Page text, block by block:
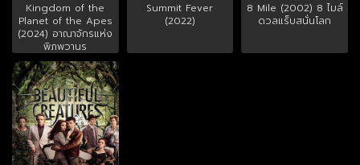
Kingdom of the
Planet of the Apes
(2024) อาณาจักรแห่ง
พิภพวานร
Summit Fever
(2022)
8 Mile (2002) 8 ไมล์
ดวลแร็บสนั่นโลก